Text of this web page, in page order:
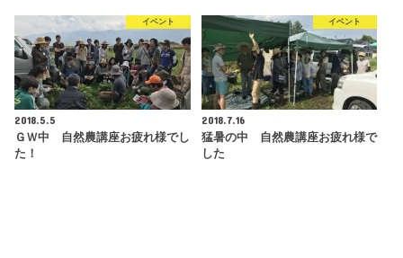
イベント
2018.5.5
ＧＷ中 自然農講座お疲れ様でし
た！
イベント
2018.7.16
猛暑の中 自然農講座お疲れ様で
した